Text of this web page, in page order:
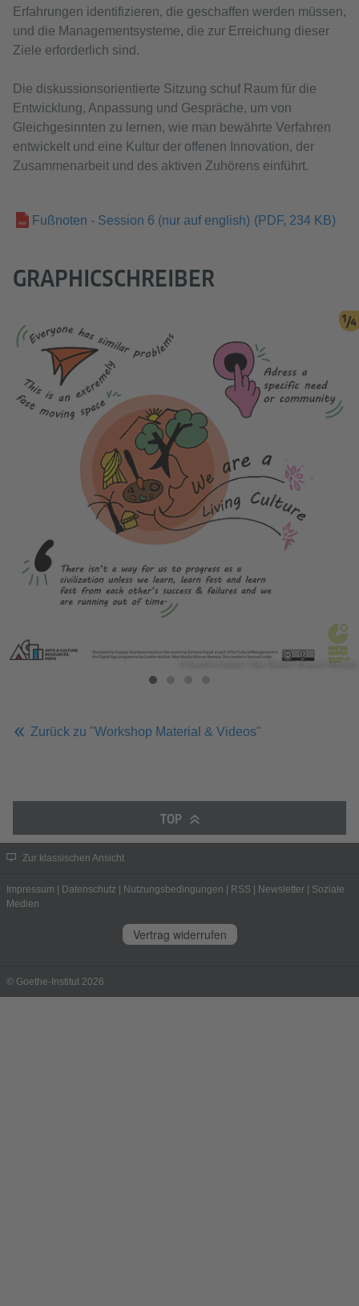
Erfahrungen identifizieren, die geschaffen werden müssen,
und die Managementsysteme, die zur Erreichung dieser
Ziele erforderlich sind.
Die diskussionsorientierte Sitzung schuf Raum für die
Entwicklung, Anpassung und Gespräche, um von
Gleichgesinnten zu lernen, wie man bewährte Verfahren
entwickelt und eine Kultur der offenen Innovation, der
Zusammenarbeit und des aktiven Zuhörens einführt.
Fußnoten - Session 6 (nur auf english) (PDF, 234 KB)
GRAPHICSCHREIBER
© Goethe-Institut / Max Mueller Bhavan Mumbai
Zurück zu "Workshop Material & Videos"
TOP
Zur klassischen Ansicht
Impressum Datenschutz Nutzungsbedingungen RSS Newsletter
Soziale
Medien
Vertrag widerrufen
© Goethe-Institut 2026